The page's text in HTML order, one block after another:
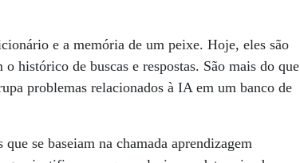
e a memória de um peixe. Hoje, eles são
histórico de buscas e respostas. São mais do que
problemas relacionados à IA em um banco de
se baseiam na chamada aprendizagem